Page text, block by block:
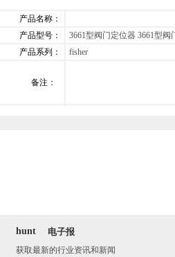
产品名称：
产品型号：
3661型阀门定位器 3661型阀
产品系列：
fisher
备注：
hunt 电子报
获取最新的行业资讯和新闻